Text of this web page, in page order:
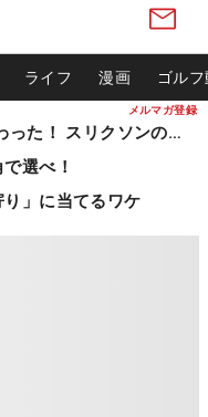
メルマガ登録
ライフ 漫画 ゴル
『4』が消え『R』が加わった！ スリクソンの新作
選べ！
」に当てるワケ